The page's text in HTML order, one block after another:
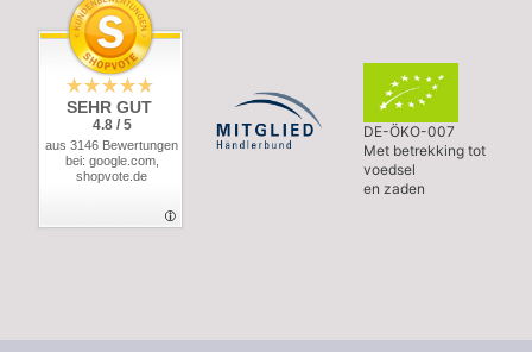
SEHR GUT
4.8 / 5
aus 3146 Bewertungen
bei: google.com,
shopvote.de
DE-ÖKO-007
Met betrekking tot
voedsel
en zaden